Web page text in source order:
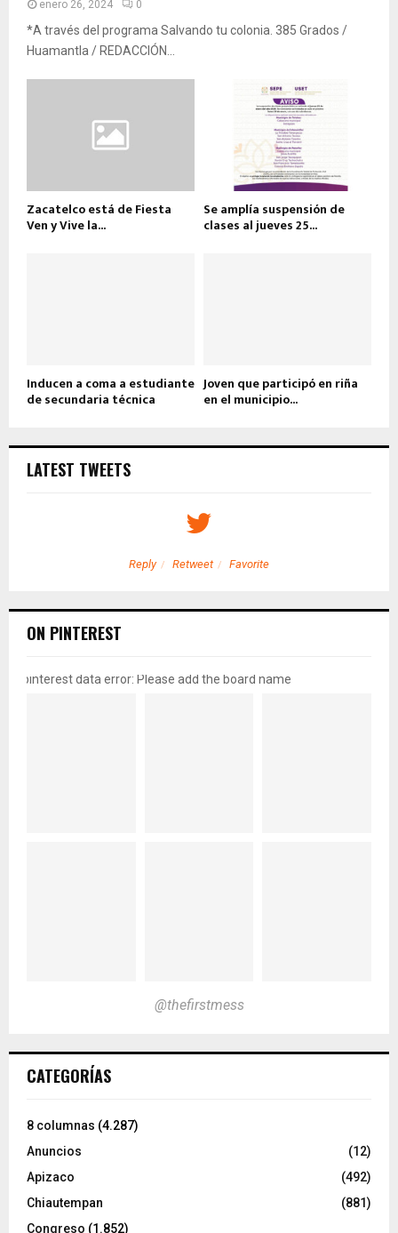
enero 26, 2024 0
*A través del programa Salvando tu colonia. 385 Grados /
Huamantla / REDACCIÓN...
Zacatelco está de Fiesta
Ven y Vive la...
Se amplía suspensión de
clases al jueves 25...
Inducen a coma a estudiante
de secundaria técnica
Joven que participó en riña
en el municipio...
LATEST TWEETS
Reply Retweet Favorite
ON PINTEREST
pinterest data error: Please add the board name
@thefirstmess
CATEGORÍAS
8 columnas (4.287)
Anuncios
(12)
Apizaco
(492)
Chiautempan
(881)
Congreso (1.852)